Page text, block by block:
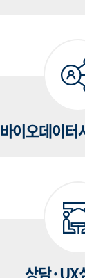
바이오데이터
상담·UX